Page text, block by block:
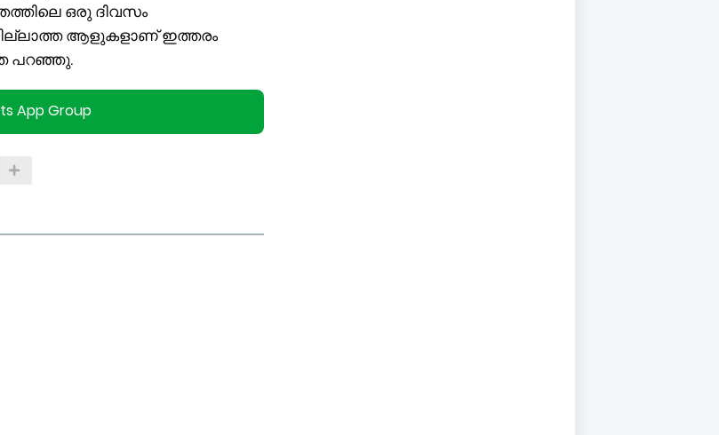
ഒരു ദിവസം
ആളുകളാണ് ഇത്തരം
പറഞ്ഞു.
App Group